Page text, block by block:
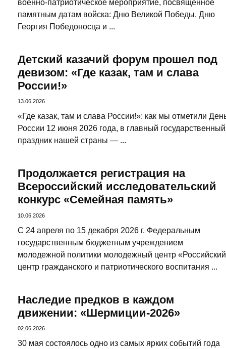
военно-патриотическое мероприятие, посвящённое
памятным датам войска: Дню Великой Победы, Дню
Георгия Победоносца и ...
Детский казачий форум прошел под
девизом: «Где казак, там и слава
России!»
13.06.2026
«Где казак, там и слава России!»: как мы отметили
России 12 июня 2026 года, в главный государственный
праздник нашей страны — ...
Продолжается регистрация на
Всероссийский исследовательский
конкурс «Семейная память»
10.06.2026
С 24 апреля по 15 декабря 2026 г. Федеральным
государственным бюджетным учреждением
молодежной политики молодежный центр «Российский
центр гражданского и патриотического воспитания ...
Наследие предков в каждом
движении: «Шермиции-2026»
02.06.2026
30 мая состоялось одно из самых ярких событий года